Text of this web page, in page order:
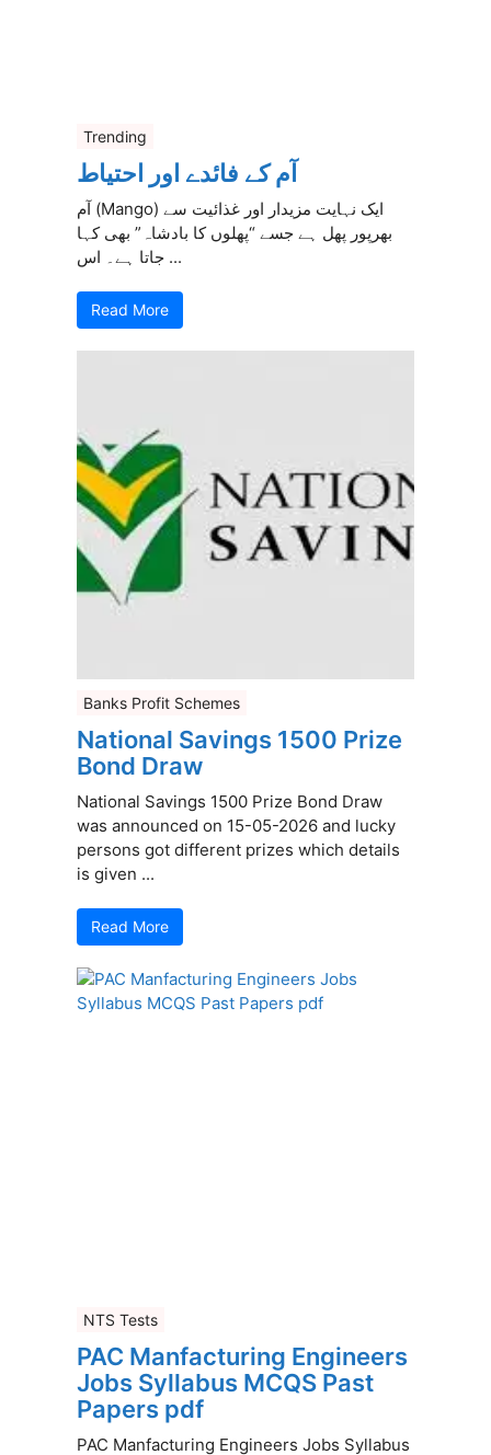
Trending
آم کے فائدے اور احتیاط
آم (Mango) ایک نہایت مزیدار اور غذائیت سے
بھرپور پھل ہے جسے “پھلوں کا بادشاہ” بھی کہا
جاتا ہے۔ اس ...
Read More
Banks Profit Schemes
National Savings 1500 Prize
Bond Draw
National Savings 1500 Prize Bond Draw
was announced on 15-05-2026 and lucky
persons got different prizes which details
is given ...
Read More
NTS Tests
PAC Manfacturing Engineers
Jobs Syllabus MCQS Past
Papers pdf
PAC Manfacturing Engineers Jobs Syllabus